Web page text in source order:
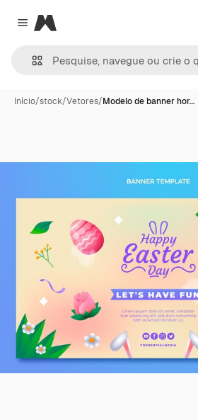
Close menu
Magnific
Início/stock/Vetores/Modelo de banner hor…